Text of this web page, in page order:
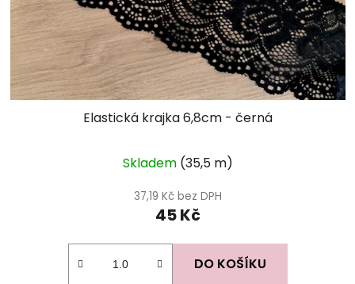
Elastická krajka 6,8cm - černá
Skladem (35,5 m)
37,19 Kč bez DPH
45 Kč
DO KOŠÍKU